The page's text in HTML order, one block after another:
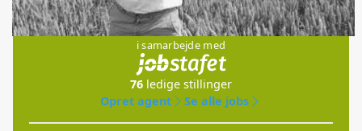
Jobs
i samarbejde med
76 ledige stillinger
Opret agent
Se alle jobs